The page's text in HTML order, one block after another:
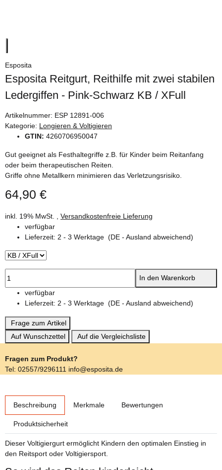
Esposita
Esposita Reitgurt, Reithilfe mit zwei stabilen
Ledergiffen - Pink-Schwarz KB / XFull
Artikelnummer: ESP 12891-006
Kategorie: Longieren & Voltigieren
GTIN: 4260706950047
Gut geeignet als Festhaltegriffe z.B. für Kinder beim Reitanfang
oder beim therapeutischen Reiten.
Griffe ohne Metallkern minimieren das Verletzungsrisiko.
64,90 €
inkl. 19% MwSt. , Versandkostenfreie Lieferung
verfügbar
Lieferzeit: 2 - 3 Werktage (DE - Ausland abweichend)
In den Warenkorb
verfügbar
Lieferzeit: 2 - 3 Werktage (DE - Ausland abweichend)
Frage zum Artikel
Auf Wunschzettel
Auf die Vergleichsliste
Fragen zum Produkt?
Tel: 02557/9296111 info@esposita.de
Beschreibung Merkmale Bewertungen
Produktsicherheit
Dieser Voltigiergurt ermöglicht Kindern den optimalen Einstieg in
den Reitsport oder Voltigiersport.